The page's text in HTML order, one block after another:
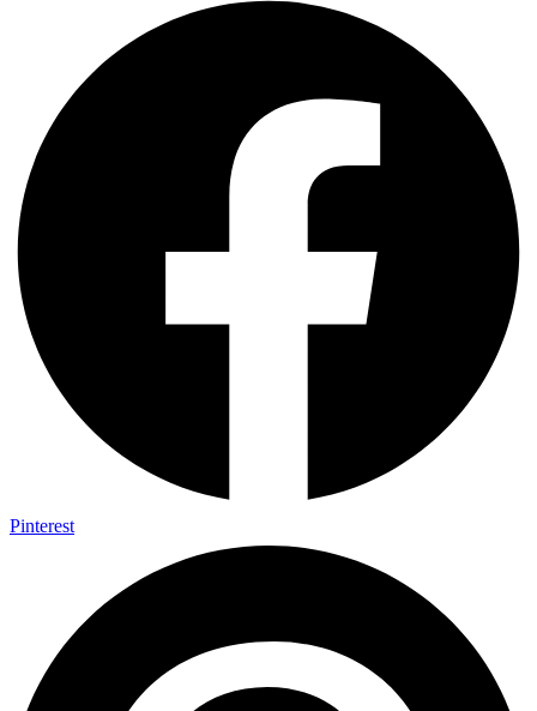
Pinterest